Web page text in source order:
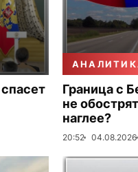
Граница с
не
наглее?
20:52 04.08.2026